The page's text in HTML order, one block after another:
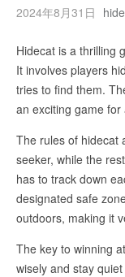
2024年8月31日
Hidecat is a thrilling
It involves players
tries to find them.
an exciting game for
The rules of hidecat
seeker, while the
has to track down
designated safe
outdoors, making it
The key to winning
wisely and stay